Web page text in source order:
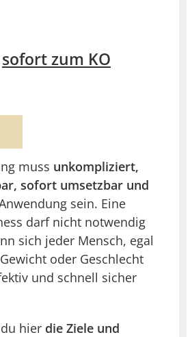
sofort zum KO
muss unkompliziert,
sofort umsetzbar und
sein. Eine
darf nicht notwendig
sich jeder Mensch, egal
oder Geschlecht
und schnell sicher
hier die Ziele und